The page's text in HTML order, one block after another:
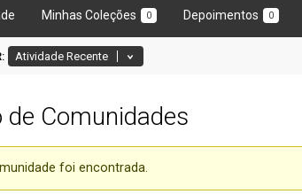
Minhas Coleções 0 Depoimentos 0
de Comunidades
foi encontrada.